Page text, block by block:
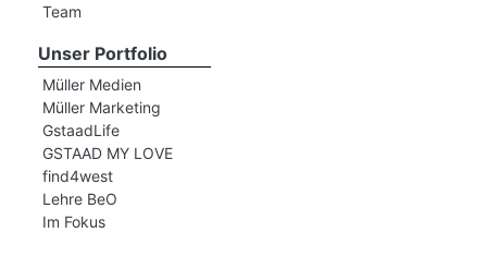
Team
Unser Portfolio
Müller Medien
Müller Marketing
GstaadLife
GSTAAD MY LOVE
find4west
Lehre BeO
Im Fokus